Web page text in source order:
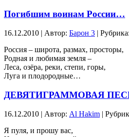
Погибшим воинам России…
16.12.2010 | Автор: Барон 3 | Рубрика:
Россия – широта, размах, просторы,
Родная и любимая земля –
Леса, озёра, реки, степи, горы,
Луга и плодородные…
ДЕВЯТИГРАММОВАЯ
16.12.2010 | Автор: Al Hakim |
Я пуля, и прошу вас,